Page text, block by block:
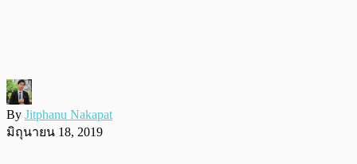
By Jitphanu Nakapat
มิถุนายน 18, 2019